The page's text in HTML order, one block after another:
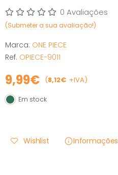
0 Avaliações
(Submeter a sua avaliação!)
Marca: ONE PIECE
Ref. OPIECE-9011
9,99€ (8,12€ +IVA)
Em stock
Em stock
Wishlist Informações